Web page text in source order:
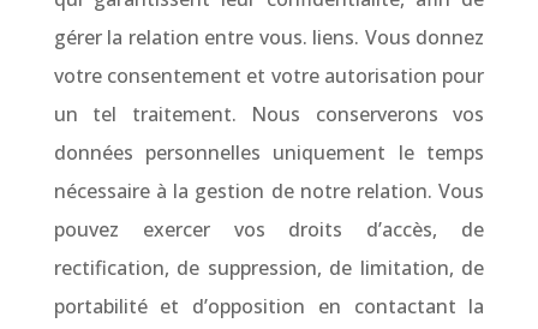
gérer la relation entre vous. liens. Vous donnez
votre consentement et votre autorisation pour
un tel traitement. Nous conserverons vos
données personnelles uniquement le temps
nécessaire à la gestion de notre relation. Vous
pouvez exercer vos droits d’accès, de
rectification, de suppression, de limitation, de
portabilité et d’opposition en contactant la